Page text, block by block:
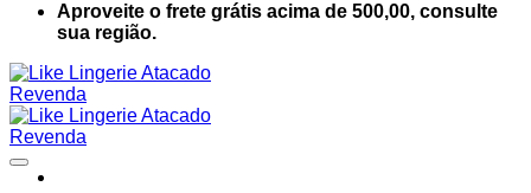
Aproveite o frete grátis acima de 500,00, consulte
sua região.